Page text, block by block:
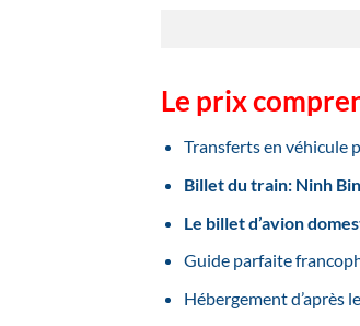
Le prix
Transferts en véhicule
Billet du train: Ninh
Le billet d’avion
Guide parfaite
Hébergement d’après